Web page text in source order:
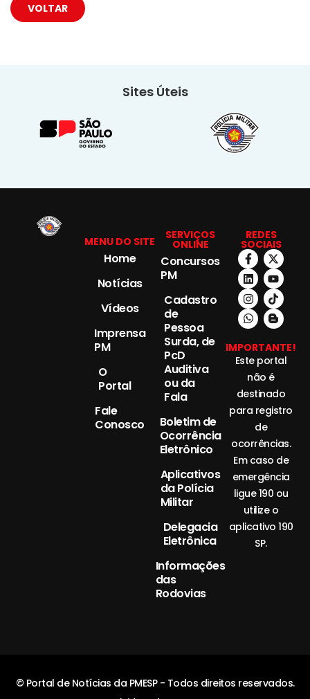
VOLTAR
Sites Úteis
MENU DO SITE
Home
Notícias
Vídeos
Imprensa
PM
O
Portal
Fale
Conosco
SERVIÇOS
ONLINE
Concursos
PM
Cadastro
de
Pessoa
Surda, de
PcD
Auditiva
ou da
Fala
Boletim de
Ocorrência
Eletrônico
Aplicativos
da Polícia
Militar
Delegacia
Eletrônica
Informações
das
Rodovias
REDES
SOCIAIS
IMPORTANTE!
Este portal
não é
destinado
para registro
de
ocorrências.
Em caso de
emergência
ligue 190 ou
utilize o
aplicativo 190
SP.
© Portal de Notícias da PMESP - Todos direitos reservados.